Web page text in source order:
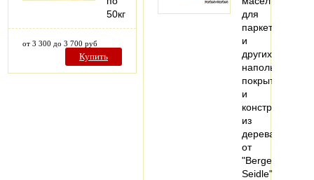
50кг
от 3 300 до 3 700 руб
Купить
для
паркета
и
других
напольных
покрытий
и
конструкций
из
дерева
от
"Berger-
Seidle"